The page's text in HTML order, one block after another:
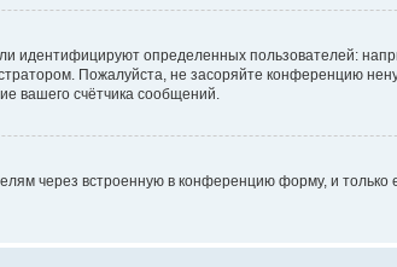
определенных пользователей:
Пожалуйста, не засоряйте конференцию
вашего счётчика сообщений.
через встроенную в конференцию форму, и